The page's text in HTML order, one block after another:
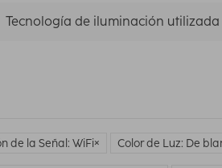
Tecnología de iluminación utilizada
de la Señal: WiFi Color de Luz: De